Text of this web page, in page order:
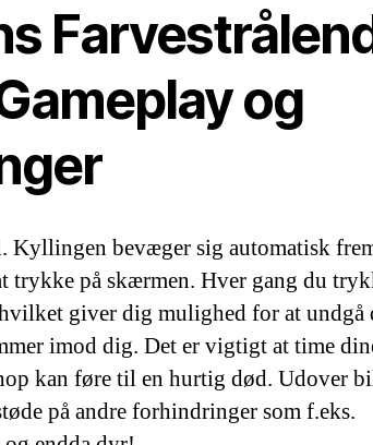
og
Kyllingen bevæger sig automatisk
trykke på skærmen. Hver gang du
giver dig mulighed for at undgå
imod dig. Det er vigtigt at time
kan føre til en hurtig død. Udover
på andre forhindringer som f.eks.